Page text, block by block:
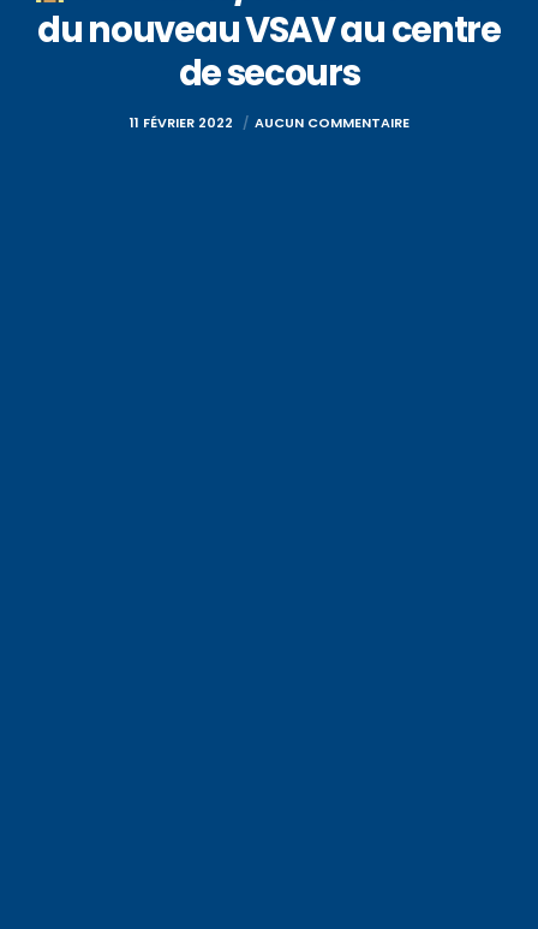
du nouveau VSAV au centre
de secours
11 FÉVRIER 2022 AUCUN COMMENTAIRE